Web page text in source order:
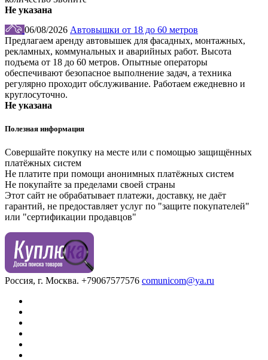
Не указана
06/08/2026 Автовышки от 18 до 60 метров
Предлагаем аренду автовышек для фасадных, монтажных,
рекламных, коммунальных и аварийных работ. Высота
подъема от 18 до 60 метров. Опытные операторы
обеспечивают безопасное выполнение задач, а техника
регулярно проходит обслуживание. Работаем ежедневно и
круглосуточно.
Не указана
Полезная информация
Совершайте покупку на месте или с помощью защищённых
платёжных систем
Не платите при помощи анонимных платёжных систем
Не покупайте за пределами своей страны
Этот сайт не обрабатывает платежи, доставку, не даёт
гарантий, не предоставляет услуг по "защите покупателей"
или "сертификации продавцов"
Россия, г. Москва. +79067577576 comunicom@ya.ru